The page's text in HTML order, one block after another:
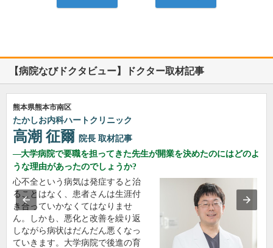
【病院なびドクタビュー】ドクター取材記事
熊本県熊本市南区
たかしお内科ハートクリニック
高潮 征爾 院長 取材記事
大学病院で要職を担ってきた先生が開業を決めたのにはどのよ
うな理由があったのでしょうか?
心不全という病気は発症すると治
ることはなく、患者さんは生涯付
き合っていかなくてはなりませ
ん。しかも、悪化と改善を繰り返
しながら病状はだんだん悪くなっ
ていきます。大学病院で後進の育